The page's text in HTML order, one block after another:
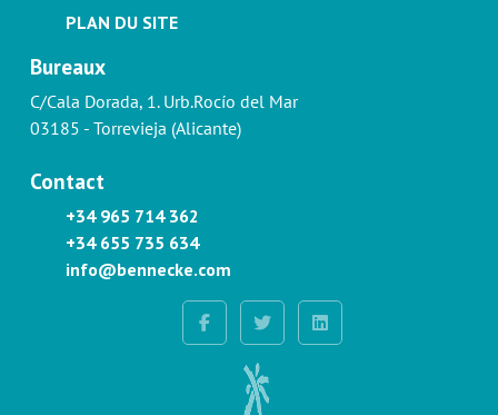
PLAN DU SITE
Bureaux
C/Cala Dorada, 1. Urb.Rocío del Mar
03185 - Torrevieja (Alicante)
Contact
+34 965 714 362
+34 655 735 634
info@bennecke.com